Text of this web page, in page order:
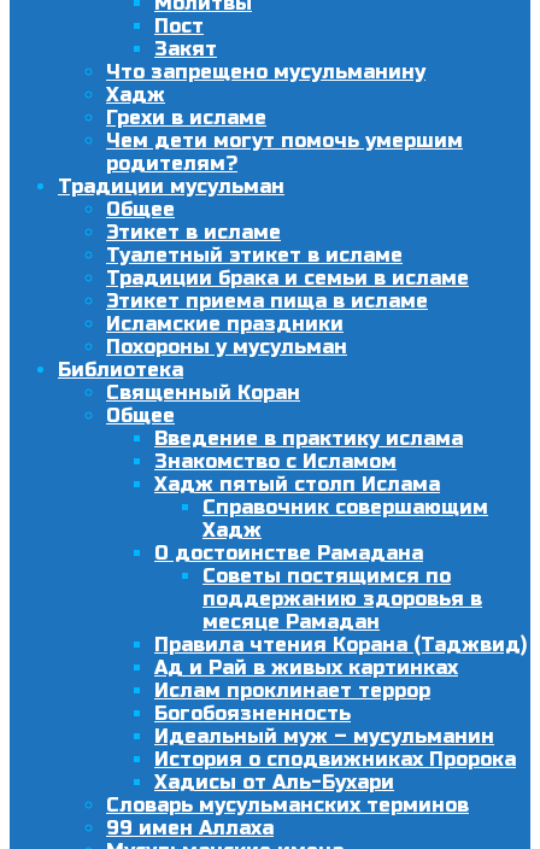
Пост
Закят
Что запрещено мусульманину
Хадж
Грехи в исламе
Чем дети могут помочь умершим
родителям?
Традиции мусульман
Общее
Этикет в исламе
Туалетный этикет в исламе
Традиции брака и семьи в исламе
Этикет приема пища в исламе
Исламские праздники
Похороны у мусульман
Библиотека
Священный Коран
Общее
Введение в практику ислама
Знакомство с Исламом
Хадж пятый столп Ислама
Справочник совершающим
Хадж
О достоинстве Рамадана
Советы постящимся по
поддержанию здоровья в
месяце Рамадан
Правила чтения Корана (Таджвид)
Ад и Рай в живых картинках
Ислам проклинает террор
Богобоязненность
Идеальный муж – мусульманин
История о сподвижниках Пророка
Хадисы от Аль-Бухари
Словарь мусульманских терминов
99 имен Аллаха